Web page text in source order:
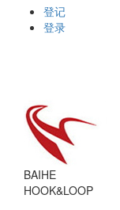
登记
登录
BAIHE
HOOK&LOOP